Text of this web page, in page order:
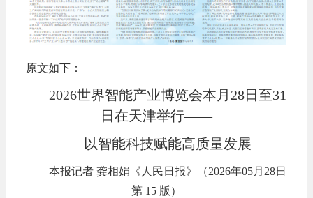
原文如下：
2026世界智能产业博览会本月28日至31
日在天津举行——
以智能科技赋能高质量发展
本报记者 龚相娟《人民日报》（2026年05月28日
第 15 版）